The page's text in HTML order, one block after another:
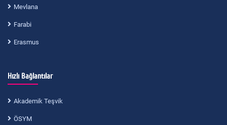
Mevlana
Farabi
Erasmus
Hızlı Bağlantılar
Akademik Teşvik
ÖSYM